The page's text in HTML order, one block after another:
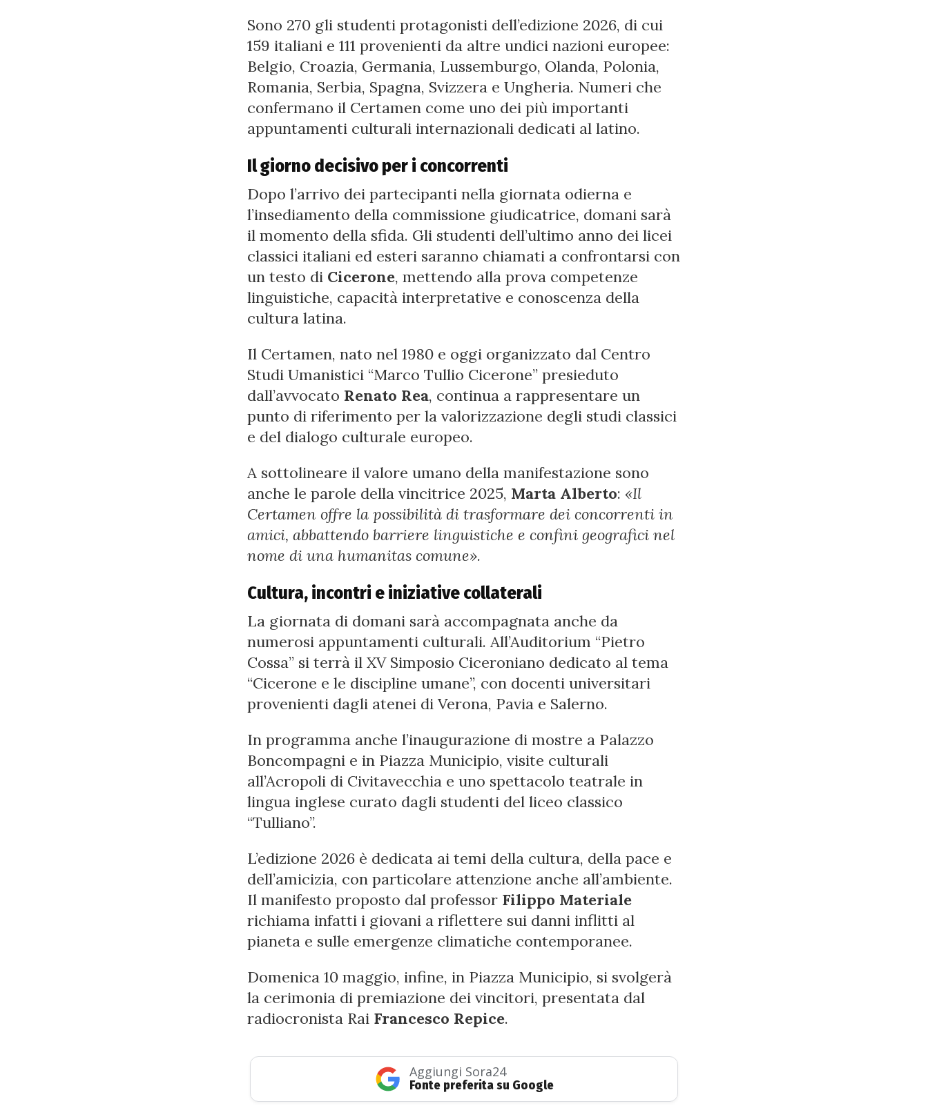
Sono 270 gli studenti protagonisti dell’edizione 2026, di cui
159 italiani e 111 provenienti da altre undici nazioni europee:
Belgio, Croazia, Germania, Lussemburgo, Olanda, Polonia,
Romania, Serbia, Spagna, Svizzera e Ungheria. Numeri che
confermano il Certamen come uno dei più importanti
appuntamenti culturali internazionali dedicati al latino.
Il giorno decisivo per i concorrenti
Dopo l’arrivo dei partecipanti nella giornata odierna e
l’insediamento della commissione giudicatrice, domani sarà
il momento della sfida. Gli studenti dell’ultimo anno dei licei
classici italiani ed esteri saranno chiamati a confrontarsi con
un testo di Cicerone, mettendo alla prova competenze
linguistiche, capacità interpretative e conoscenza della
cultura latina.
Il Certamen, nato nel 1980 e oggi organizzato dal Centro
Studi Umanistici “Marco Tullio Cicerone” presieduto
dall’avvocato Renato Rea, continua a rappresentare un
punto di riferimento per la valorizzazione degli studi classici
e del dialogo culturale europeo.
A sottolineare il valore umano della manifestazione sono
anche le parole della vincitrice 2025, Marta Alberto: «Il
Certamen offre la possibilità di trasformare dei concorrenti in
amici, abbattendo barriere linguistiche e confini geografici nel
nome di una humanitas comune».
Cultura, incontri e iniziative collaterali
La giornata di domani sarà accompagnata anche da
numerosi appuntamenti culturali. All’Auditorium “Pietro
Cossa” si terrà il XV Simposio Ciceroniano dedicato al tema
“Cicerone e le discipline umane”, con docenti universitari
provenienti dagli atenei di Verona, Pavia e Salerno.
In programma anche l’inaugurazione di mostre a Palazzo
Boncompagni e in Piazza Municipio, visite culturali
all’Acropoli di Civitavecchia e uno spettacolo teatrale in
lingua inglese curato dagli studenti del liceo classico
“Tulliano”.
L’edizione 2026 è dedicata ai temi della cultura, della pace e
dell’amicizia, con particolare attenzione anche all’ambiente.
Il manifesto proposto dal professor Filippo Materiale
richiama infatti i giovani a riflettere sui danni inflitti al
pianeta e sulle emergenze climatiche contemporanee.
Domenica 10 maggio, infine, in Piazza Municipio, si svolgerà
la cerimonia di premiazione dei vincitori, presentata dal
radiocronista Rai Francesco Repice.
Aggiungi Sora24
Fonte preferita su Google